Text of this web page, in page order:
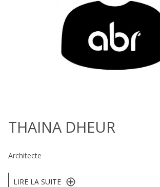
THAINA DHEUR
Architecte
LIRE LA SUITE